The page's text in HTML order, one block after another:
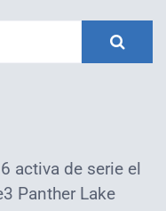
activa de serie el
Panther Lake